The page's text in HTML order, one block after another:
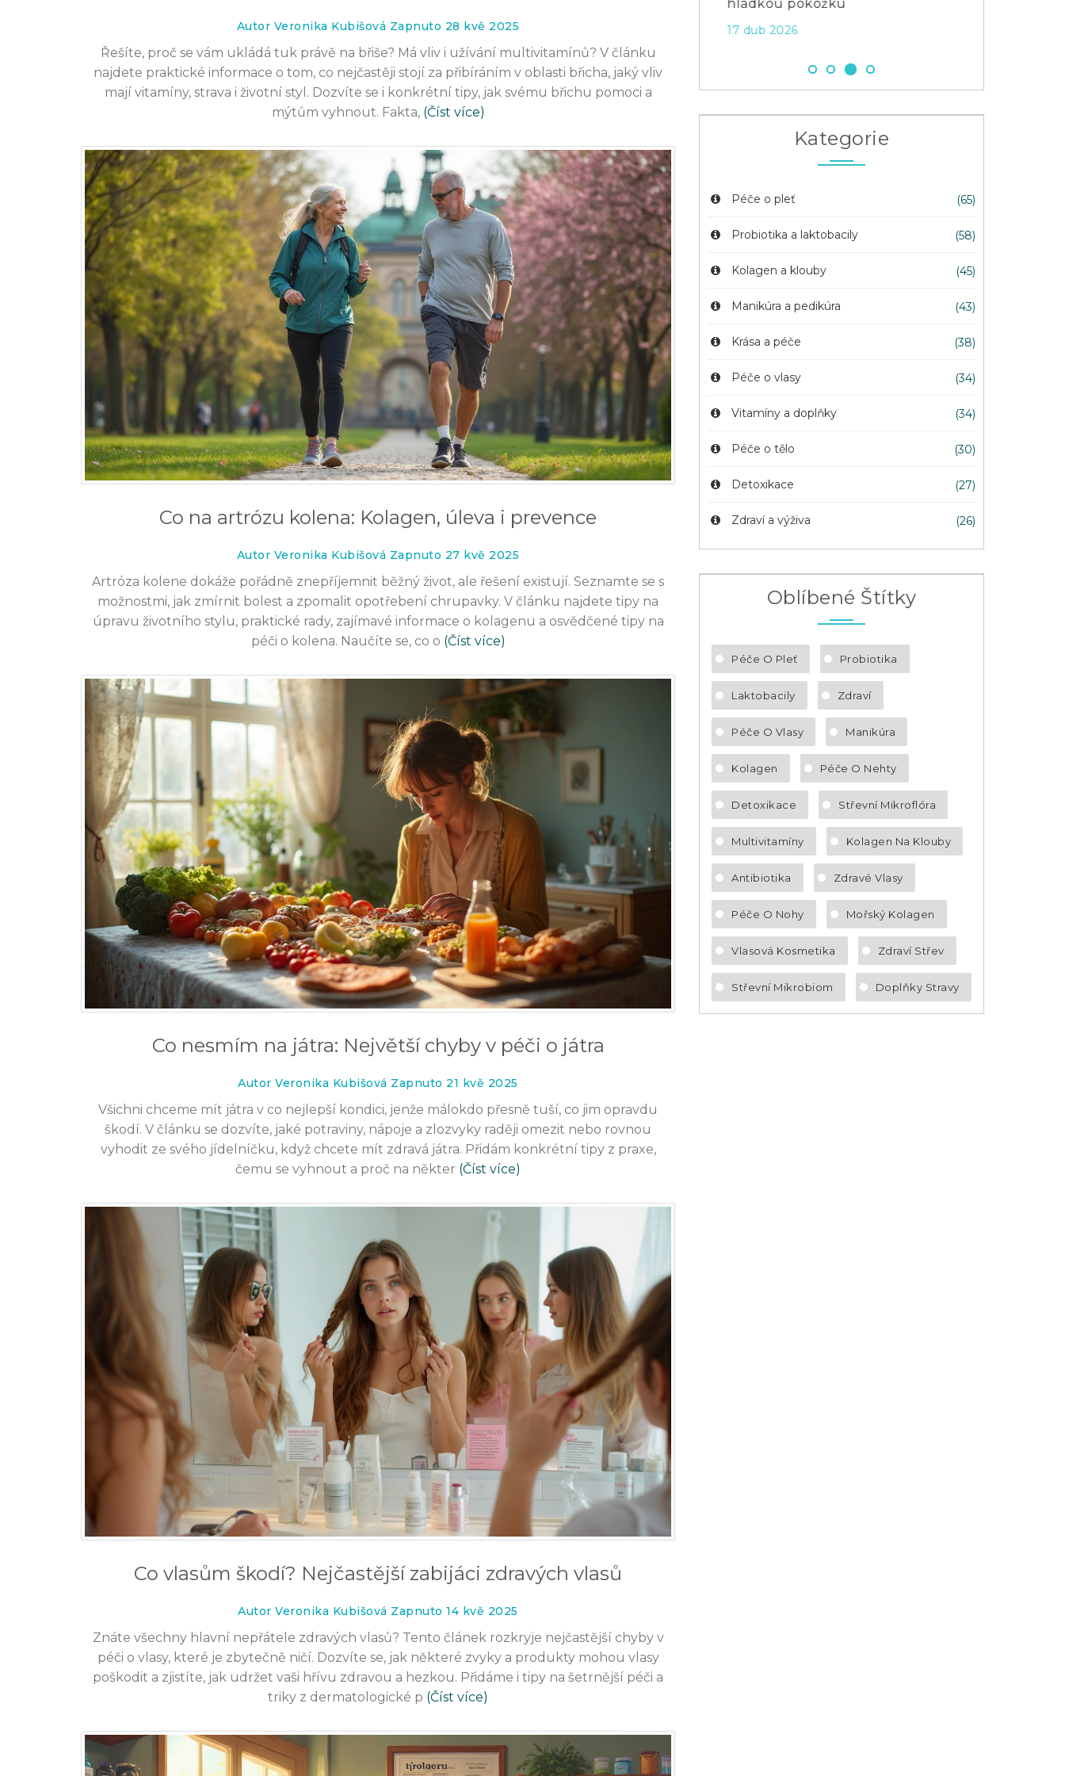
Autor Veronika Kubišová Zapnuto 28 kvě 2025
Řešíte, proč se vám ukládá tuk právě na břiše? Má vliv i užívání multivitamínů? V článku
najdete praktické informace o tom, co nejčastěji stojí za přibíráním v oblasti břicha, jaký vliv
mají vitamíny, strava i životní styl. Dozvíte se i konkrétní tipy, jak svému břichu pomoci a
mýtům vyhnout. Fakta, (Číst více)
Co na artrózu kolena: Kolagen, úleva i prevence
Autor Veronika Kubišová Zapnuto 27 kvě 2025
Artróza kolene dokáže pořádně znepříjemnit běžný život, ale řešení existují. Seznamte se s
možnostmi, jak zmírnit bolest a zpomalit opotřebení chrupavky. V článku najdete tipy na
úpravu životního stylu, praktické rady, zajímavé informace o kolagenu a osvědčené tipy na
péči o kolena. Naučíte se, co o (Číst více)
Co nesmím na játra: Největší chyby v péči o játra
Autor Veronika Kubišová Zapnuto 21 kvě 2025
Všichni chceme mít játra v co nejlepší kondici, jenže málokdo přesně tuší, co jim opravdu
škodí. V článku se dozvíte, jaké potraviny, nápoje a zlozvyky raději omezit nebo rovnou
vyhodit ze svého jídelníčku, když chcete mít zdravá játra. Přidám konkrétní tipy z praxe,
čemu se vyhnout a proč na někter (Číst více)
Co vlasům škodí? Nejčastější zabijáci zdravých vlasů
Autor Veronika Kubišová Zapnuto 14 kvě 2025
Znáte všechny hlavní nepřátele zdravých vlasů? Tento článek rozkryje nejčastější chyby v
péči o vlasy, které je zbytečně ničí. Dozvíte se, jak některé zvyky a produkty mohou vlasy
poškodit a zjistíte, jak udržet vaši hřívu zdravou a hezkou. Přidáme i tipy na šetrnější péči a
triky z dermatologické p (Číst více)
3 kvě 2026
hladkou pokožku
17 dub 2026
Kategorie
Péče o pleť (65)
Probiotika a laktobacily (58)
Kolagen a klouby (45)
Manikúra a pedikúra (43)
Krása a péče (38)
Péče o vlasy (34)
Vitamíny a doplňky (34)
Péče o tělo (30)
Detoxikace (27)
Zdraví a výživa (26)
Oblíbené Štítky
Péče O Pleť Probiotika
Laktobacily Zdraví
Péče O Vlasy Manikúra
Kolagen Péče O Nehty
Detoxikace Střevní Mikroflóra
Multivitamíny Kolagen Na Klouby
Antibiotika Zdravé Vlasy
Péče O Nohy Mořský Kolagen
Vlasová Kosmetika Zdraví Střev
Střevní Mikrobiom Doplňky Stravy